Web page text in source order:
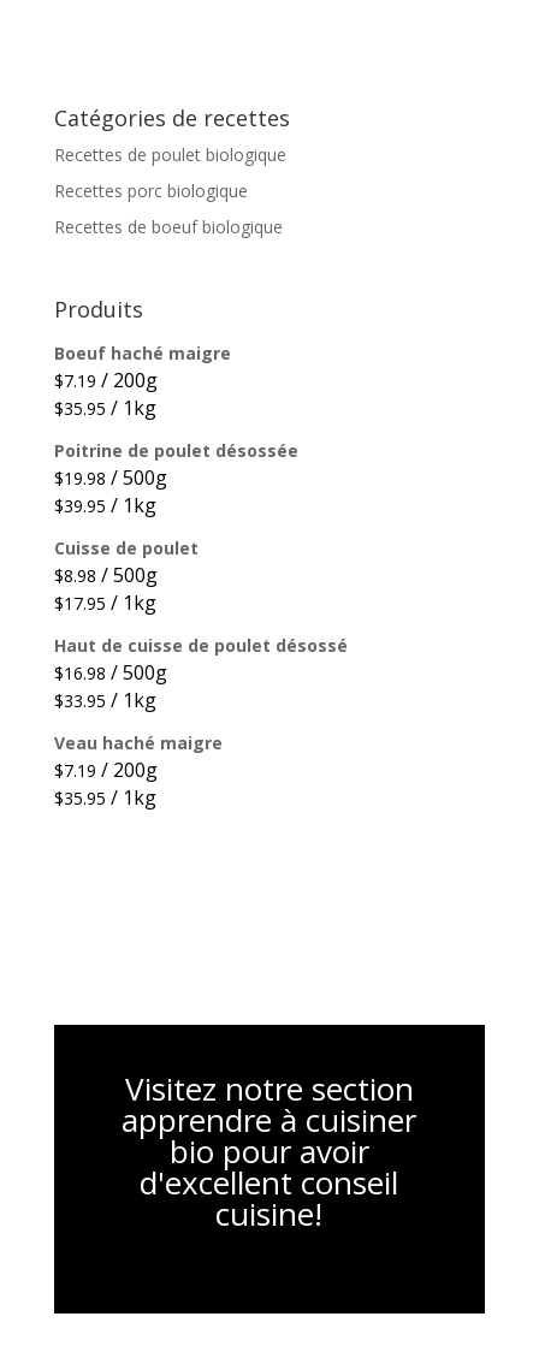
Catégories de recettes
Recettes de poulet biologique
Recettes porc biologique
Recettes de boeuf biologique
Produits
Boeuf haché maigre
$7.19 / 200g
$35.95 / 1kg
Poitrine de poulet désossée
$19.98 / 500g
$39.95 / 1kg
Cuisse de poulet
$8.98 / 500g
$17.95 / 1kg
Haut de cuisse de poulet désossé
$16.98 / 500g
$33.95 / 1kg
Veau haché maigre
$7.19 / 200g
$35.95 / 1kg
Visitez notre section
apprendre à cuisiner
bio pour avoir
d'excellent conseil
cuisine!